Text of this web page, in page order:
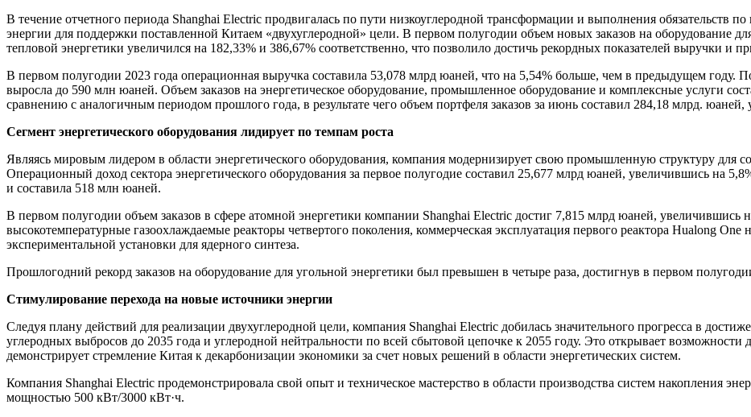
В течение отчетного периода Shanghai Electric продвигалась по пути низкоуглеродной трансформации и выполнения обязательств
энергии для поддержки поставленной Китаем «двухуглеродной» цели. В первом полугодии объем новых заказов на оборудование
тепловой энергетики увеличился на 182,33% и 386,67% соответственно, что позволило достичь рекордных показателей выручки и
В первом полугодии 2023 года операционная выручка составила 53,078 млрд юаней, что на 5,54% больше, чем в предыдущем году.
выросла до 590 млн юаней. Объем заказов на энергетическое оборудование, промышленное оборудование и комплексные услуги
сравнению с аналогичным периодом прошлого года, в результате чего объем портфеля заказов за июнь составил 284,18 млрд.
Сегмент энергетического оборудования лидирует по темпам роста
Являясь мировым лидером в области энергетического оборудования, компания модернизирует свою промышленную структуру для
Операционный доход сектора энергетического оборудования за первое полугодие составил 25,677 млрд юаней, увеличившись на
и составила 518 млн юаней.
В первом полугодии объем заказов в сфере атомной энергетики компании Shanghai Electric достиг 7,815 млрд юаней, увеличившись
высокотемпературные газоохлаждаемые реакторы четвертого поколения, коммерческая эксплуатация первого реактора Hualong One
экспериментальной установки для ядерного синтеза.
Прошлогодний рекорд заказов на оборудование для угольной энергетики был превышен в четыре раза, достигнув в первом
Стимулирование перехода на новые источники энергии
Следуя плану действий для реализации двухуглеродной цели, компания Shanghai Electric добилась значительного прогресса в
углеродных выбросов до 2035 года и углеродной нейтральности по всей сбытовой цепочке к 2055 году. Это открывает возможности
демонстрирует стремление Китая к декарбонизации экономики за счет новых решений в области энергетических систем.
Компания Shanghai Electric продемонстрировала свой опыт и техническое мастерство в области производства систем накопления
мощностью 500 кВт/3000 кВт·ч.